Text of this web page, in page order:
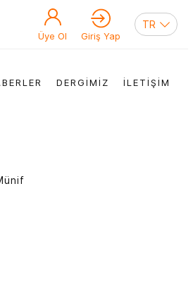
Üye Ol Giriş Yap
DERGİMİZ İLETİŞİM